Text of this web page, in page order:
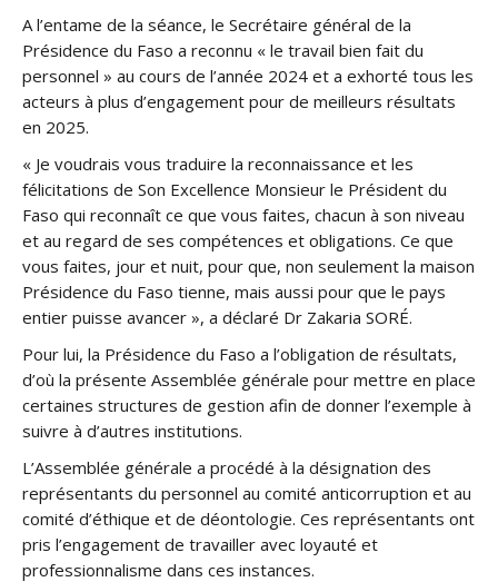
A l’entame de la séance, le Secrétaire général de la
Présidence du Faso a reconnu « le travail bien fait du
personnel » au cours de l’année 2024 et a exhorté tous les
acteurs à plus d’engagement pour de meilleurs résultats
en 2025.
« Je voudrais vous traduire la reconnaissance et les
félicitations de Son Excellence Monsieur le Président du
Faso qui reconnaît ce que vous faites, chacun à son niveau
et au regard de ses compétences et obligations. Ce que
vous faites, jour et nuit, pour que, non seulement la maison
Présidence du Faso tienne, mais aussi pour que le pays
entier puisse avancer », a déclaré Dr Zakaria SORÉ.
Pour lui, la Présidence du Faso a l’obligation de résultats,
d’où la présente Assemblée générale pour mettre en place
certaines structures de gestion afin de donner l’exemple à
suivre à d’autres institutions.
L’Assemblée générale a procédé à la désignation des
représentants du personnel au comité anticorruption et au
comité d’éthique et de déontologie. Ces représentants ont
pris l’engagement de travailler avec loyauté et
professionnalisme dans ces instances.